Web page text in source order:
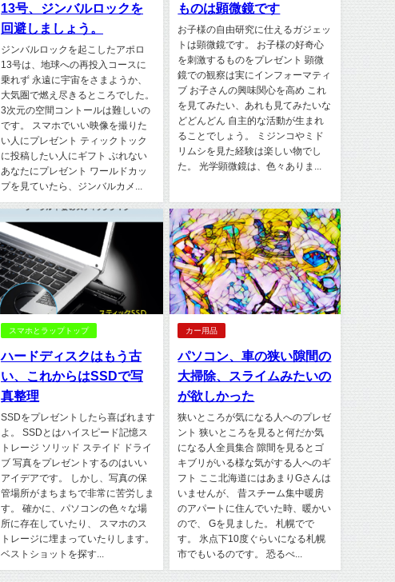
13号、ジンバルロックを
回避しましょう。
ジンバルロックを起こしたアポロ
13号は、地球への再投入コースに
乗れず 永遠に宇宙をさまようか、
大気圏で燃え尽きるところでした。
3次元の空間コントールは難しいの
です。 スマホでいい映像を撮りた
い人にプレゼント ティックトック
に投稿したい人にギフト ぶれない
あなたにプレゼント ワールドカッ
プを見ていたら、ジンバルカメ...
ものは顕微鏡です
お子様の自由研究に仕えるガジェッ
トは顕微鏡です。 お子様の好奇心
を刺激するものをプレゼント 顕微
鏡での観察は実にインフォーマティ
ブ お子さんの興味関心を高め これ
を見てみたい、あれも見てみたいな
どどんどん 自主的な活動が生まれ
ることでしょう。 ミジンコやミド
リムシを見た経験は楽しい物でし
た。 光学顕微鏡は、色々ありま...
スマホとラップトップ
ハードディスクはもう古
い、これからはSSDで写
真整理
SSDをプレゼントしたら喜ばれます
よ。 SSDとはハイスピード記憶ス
トレージ ソリッド ステイド ドライ
ブ 写真をプレゼントするのはいい
アイデアです。 しかし、写真の保
管場所がまちまちで非常に苦労しま
す。 確かに、パソコンの色々な場
所に存在していたり、 スマホのス
トレージに埋まっていたりします。
ベストショットを探す...
カー用品
パソコン、車の狭い隙間の
大掃除、スライムみたいの
が欲しかった
狭いところが気になる人へのプレゼ
ント 狭いところを見ると何だか気
になる人全員集合 隙間を見るとゴ
キブリがいる様な気がする人へのギ
フト ここ北海道にはあまりGさんは
いませんが、 昔スチーム集中暖房
のアパートに住んでいた時、暖かい
ので、 Gを見ました。 札幌でで
す。 氷点下10度ぐらいになる札幌
市でもいるのです。 恐るべ...